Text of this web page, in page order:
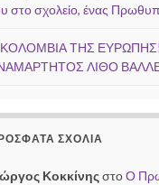
στο σχολείο, ένας
ΤΗΣ
ΛΙΘΟ
ΣΧΌΛΙΑ
ΚοκκίνηςστοΟ